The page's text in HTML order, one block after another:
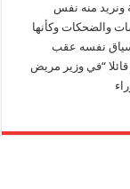
ونريد منه نفس
والضحكات وكأنها
نفسه عقب
قائلا “في وزير مريض